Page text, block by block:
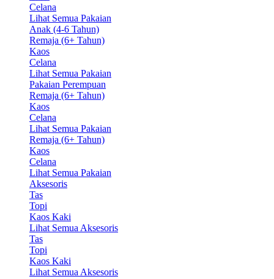
Celana
Lihat Semua Pakaian
Anak (4-6 Tahun)
Remaja (6+ Tahun)
Kaos
Celana
Lihat Semua Pakaian
Pakaian Perempuan
Remaja (6+ Tahun)
Kaos
Celana
Lihat Semua Pakaian
Remaja (6+ Tahun)
Kaos
Celana
Lihat Semua Pakaian
Aksesoris
Tas
Topi
Kaos Kaki
Lihat Semua Aksesoris
Tas
Topi
Kaos Kaki
Lihat Semua Aksesoris